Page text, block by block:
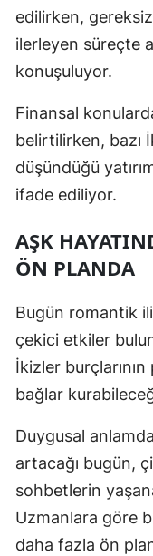
edilirken,
ilerleyen süreçte
konuşuluyor.
Finansal
belirtilirken, bazı
düşündüğü
ifade ediliyor.
AŞK
ÖN PLANDA
Bugün romantik
çekici etkiler
İkizler
bağlar
Duygusal
artacağı bugün,
sohbetlerin
Uzmanlara göre
daha fazla ön